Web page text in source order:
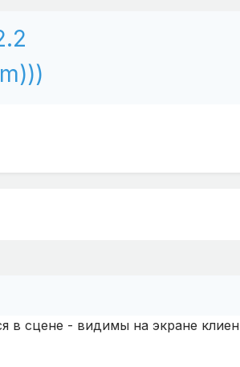
в сцене - видимы на экране